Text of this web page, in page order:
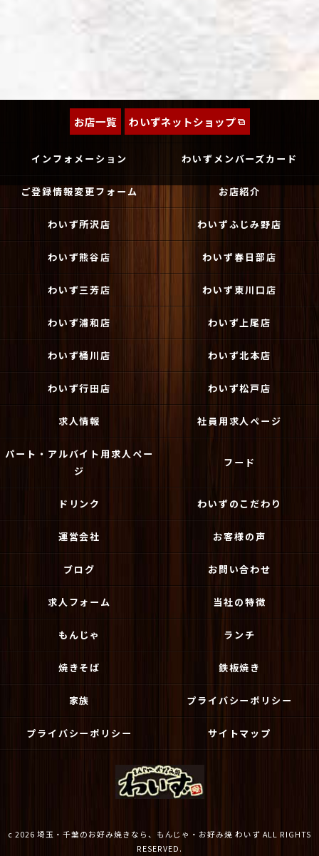
お店一覧 わいずネットショップ
インフォメーション わいずメンバーズカード
ご登録情報変更フォーム お店紹介
わいず所沢店 わいずふじみ野店
わいず熊谷店 わいず春日部店
わいず三芳店 わいず東川口店
わいず浦和店 わいず上尾店
わいず桶川店 わいず北本店
わいず行田店 わいず松戸店
求人情報 社員用求人ページ
パート・アルバイト用求人ペー
ジ
フード
ドリンク わいずのこだわり
運営会社 お客様の声
ブログ お問い合わせ
求人フォーム 当社の特徴
もんじゃ ランチ
焼きそば 鉄板焼き
家族 プライバシーポリシー
プライバシーポリシー サイトマップ
c 2026 埼玉・千葉のお好み焼きなら、もんじゃ・お好み焼 わいず ALL RIGHTS
RESERVED.